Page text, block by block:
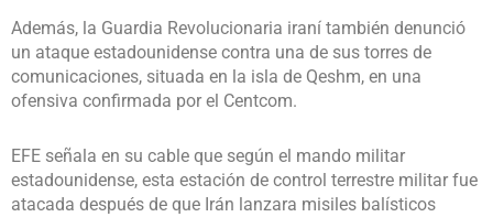
Además, la Guardia Revolucionaria iraní también denunció
un ataque estadounidense contra una de sus torres de
comunicaciones, situada en la isla de Qeshm, en una
ofensiva confirmada por el Centcom.
EFE señala en su cable que según el mando militar
estadounidense, esta estación de control terrestre militar fue
atacada después de que Irán lanzara misiles balísticos